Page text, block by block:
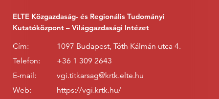
ELTE Közgazdaság- és Regionális Tudományi
Kutatóközpont – Világgazdasági Intézet
Cím:
1097 Budapest, Tóth Kálmán utca 4.
Telefon:
+36 1 309 2643
E-mail:
vgi.titkarsag@krtk.elte.hu
Web:
https://vgi.krtk.hu/